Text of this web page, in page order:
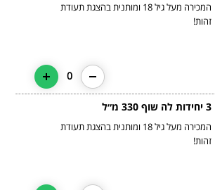
המכירה מעל גיל 18 ומותנית בהצגת תעודת
זהות!
0
3 יחידות לה שוף 330 מ״ל
המכירה מעל גיל 18 ומותנית בהצגת תעודת
זהות!